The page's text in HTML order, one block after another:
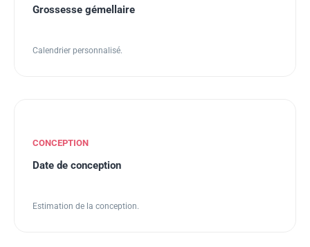
Grossesse gémellaire
Calendrier personnalisé.
CONCEPTION
Date de conception
Estimation de la conception.